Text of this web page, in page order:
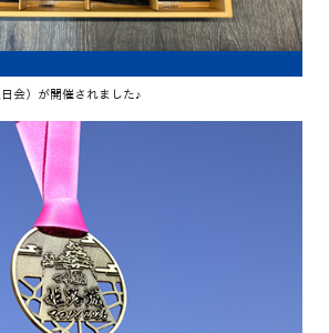
会）が開催されました♪